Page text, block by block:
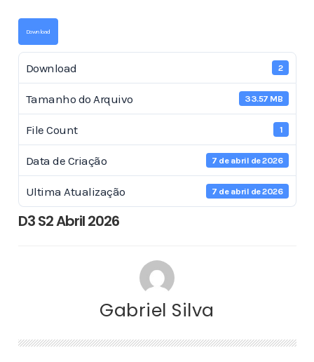
Download
Download 2
Tamanho do Arquivo 33.57 MB
File Count 1
Data de Criação 7 de abril de 2026
Ultima Atualização 7 de abril de 2026
D3 S2 Abril 2026
Gabriel Silva